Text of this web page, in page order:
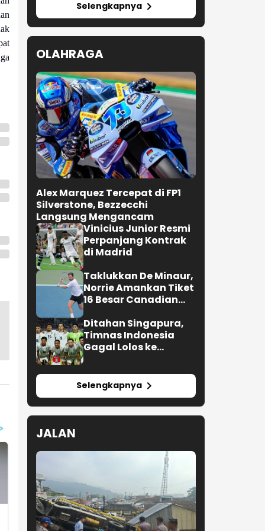
Selengkapnya
OLAHRAGA
Alex Marquez Tercepat di FP1
Silverstone, Bezzecchi
Langsung Mengancam
Vinicius Junior Resmi
Perpanjang Kontrak
di Madrid
Taklukkan De Minaur,
Norrie Amankan Tiket
16 Besar Canadian
Ditahan Singapura,
Timnas Indonesia
Gagal Lolos ke
Selengkapnya
JALAN